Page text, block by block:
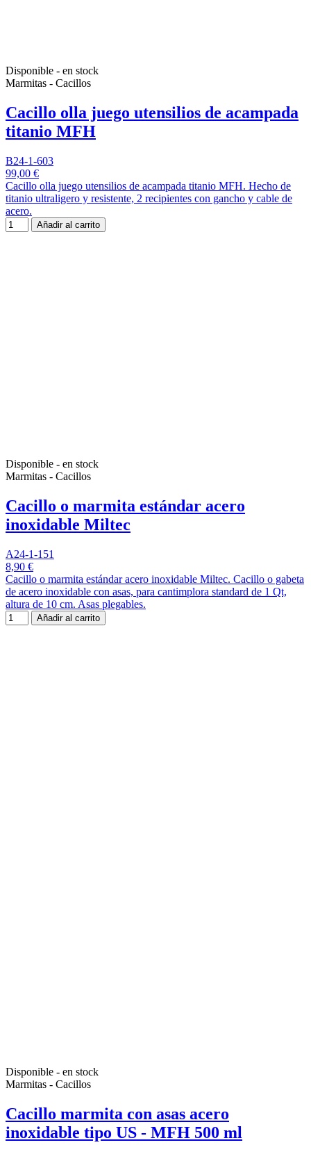
Disponible - en stock
Marmitas - Cacillos
Cacillo olla juego utensilios de acampada
titanio MFH
B24-1-603
99,00 €
Cacillo olla juego utensilios de acampada titanio MFH. Hecho de
titanio ultraligero y resistente, 2 recipientes con gancho y cable de
acero.
Añadir al carrito
Disponible - en stock
Marmitas - Cacillos
Cacillo o marmita estándar acero
inoxidable Miltec
A24-1-151
8,90 €
Cacillo o marmita estándar acero inoxidable Miltec. Cacillo o gabeta
de acero inoxidable con asas, para cantimplora standard de 1 Qt,
altura de 10 cm. Asas plegables.
Añadir al carrito
Disponible - en stock
Marmitas - Cacillos
Cacillo marmita con asas acero
inoxidable tipo US - MFH 500 ml